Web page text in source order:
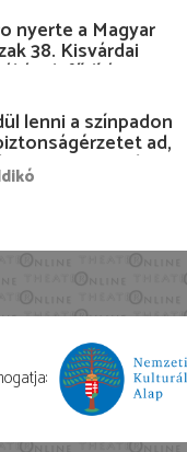
nyerte a Magyar
38. Kisvárdai
fődíját
lenni a színpadon
ad,
mindenki más
megvagyok